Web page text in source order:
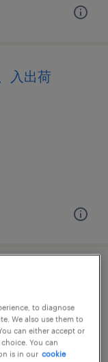
入出荷
to diagnose
We also use them to
can either accept or
You can
is in our cookie